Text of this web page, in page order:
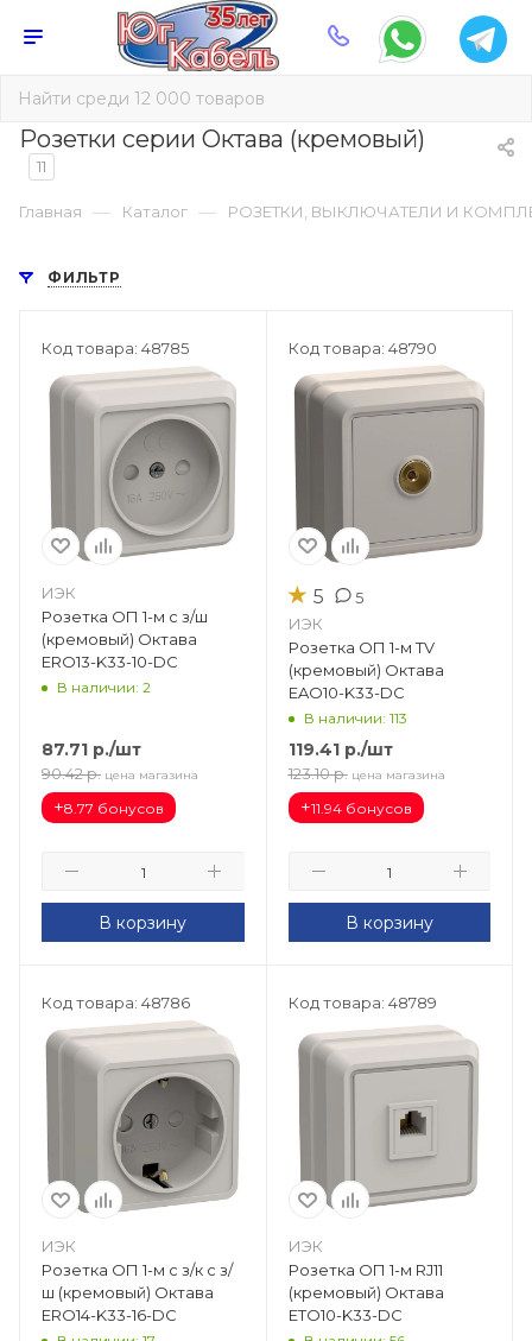
Розетки серии Октава (кремовый)
11
Главная — Каталог — РОЗЕТКИ, ВЫКЛЮЧАТЕЛИ И
ФИЛЬТР
Код товара: 48785
ИЭК
Розетка ОП 1-м с з/ш
(кремовый) Октава
ERO13-K33-10-DC
В наличии: 2
87.71 р./шт
90.42 р. цена магазина
+8.77 бонусов
В корзину
Код товара: 48790
★ 5 5
ИЭК
Розетка ОП 1-м TV
(кремовый) Октава
EAO10-K33-DC
В наличии: 113
119.41р./шт
123.10 р. цена магазина
+11.94 бонусов
В корзину
Код товара: 48786
ИЭК
Розетка ОП 1-м с з/к с з/
ш (кремовый) Октава
ERO14-K33-16-DC
Код товара: 48789
ИЭК
Розетка ОП 1-м RJ11
(кремовый) Октава
ETO10-K33-DC